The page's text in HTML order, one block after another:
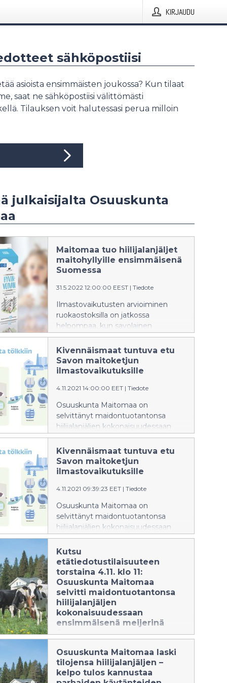
KIRJAUDU
sähköpostiisi
asioista ensimmäisten joukossa? Kun tilaat
saat ne sähköpostiisi välittömästi
Tilauksen voit halutessasi perua milloin
julkaisijalta Osuuskunta
Maitomaa tuo hiilijalanjäljet
maitohyllyille ensimmäisenä
Suomessa
31.5.2022 12:00:00 EEST | Tiedote
Ilmastovaikutusten arvioiminen
ruokaostoksilla on jatkossa
helpompaa, kun savolainen
Maitomaa lisäsi maitotölkkiensä
kylkiin hiilijalanjälkimerkinnän.
Pakkausmuutoksellaan meijeri
haastaa myös muita toimijoita
Kivennäismaat tuntuva etu
Savon maitoketjun
ilmastovaikutuksille
4.11.2021 14:00:00 EET | Tiedote
Osuuskunta Maitomaa on
selvittänyt maidontuotantonsa
hiilijalanjäljen kokonaisuudessaan
rehupellolta maitotölkkiin saakka
ensimmäisenä meijerinä Suomessa.
Kaikki reilu sata
suonenjokelaismeijerin tilaa kattanut
ilmastohyödyt turvepeltoihin
verrattuna.
Kivennäismaat tuntuva etu
Savon maitoketjun
ilmastovaikutuksille
4.11.2021 09:39:23 EET | Tiedote
Osuuskunta Maitomaa on
selvittänyt maidontuotantonsa
hiilijalanjäljen kokonaisuudessaan
rehupellolta maitotölkkiin saakka
ensimmäisenä meijerinä Suomessa.
Kaikki reilu sata
suonenjokelaismeijerin tilaa kattanut
laskenta osoitti kivennäismaiden
ilmastohyödyt turvepeltoihin
verrattuna.
Kutsu
etätiedotustilaisuuteen
torstaina 4.11. klo 11:
Osuuskunta Maitomaa
selvitti maidontuotantonsa
hiilijalanjäljen
kokonaisuudessaan
ensimmäisenä meijerinä
Suomessa
29.10.2021 09:41:34 EEST|Kutsu
Kaikki suonenjokelaismeijerin tilat
kattaneessa selvityksessä laskettiin
Osuuskunta Maitomaa laski
tilojensa hiilijalanjäljen –
kelpo tulos kannustaa